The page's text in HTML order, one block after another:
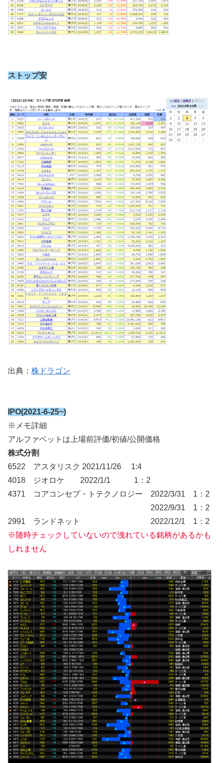
ストップ安
出典： 株ドラゴン
IPO(2021-6-25~)
※メモ詳細
アルファベットは上場前評価/初値/公開価格
株式分割
6522 アスタリスク 2021/11/26 1:4
4018 ジオロケ 2022/1/1 1：2
4371 コアコンセプ・トテクノロジー 2022/3/31 1：2
2022/9/31 1：2
2991 ランドネット 2022/12/1 1：2
※随時チェックしていないので洩れている銘柄があるかも
しれません